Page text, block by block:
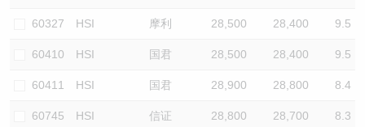
60327 HSI 摩利 28,500 28,400 9.5
60410 HSI 国君 28,500 28,400 9.5
60411 HSI 国君 28,900 28,800 8.4
60745 HSI 信证 28,800 28,700 8.3